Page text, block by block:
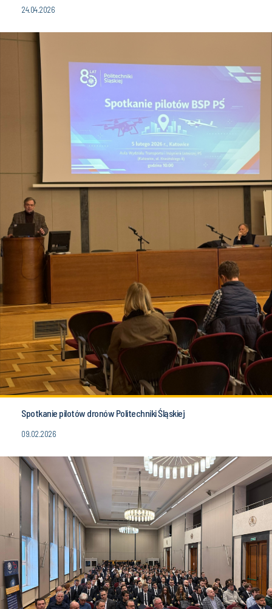
24.04.2026
Spotkanie pilotów dronów Politechniki Śląskiej
09.02.2026